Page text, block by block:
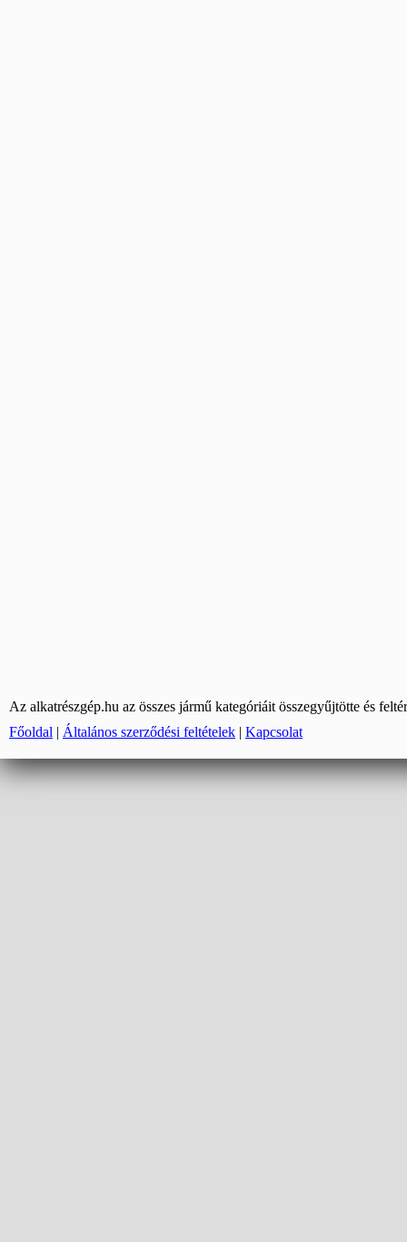
Az alkatrészgép.hu az összes jármű kategóriáit összegyűjtötte és
Főoldal | Általános szerződési feltételek | Kapcsolat